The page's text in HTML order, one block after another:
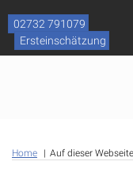
content
02732 791079
Ersteinschätzung
Home Auf dieser